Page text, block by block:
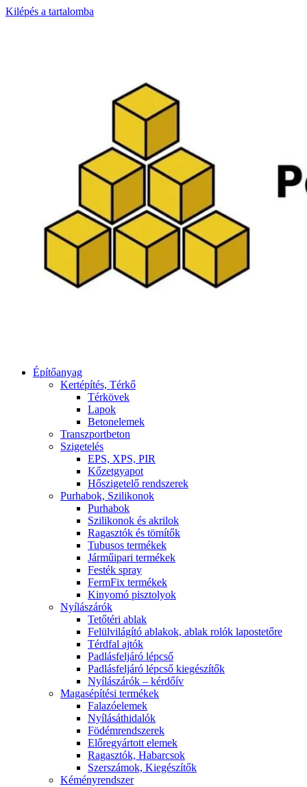
Kilépés a tartalomba
Építőanyag
Kertépítés, Térkő
Térkövek
Lapok
Betonelemek
Transzportbeton
Szigetelés
EPS, XPS, PIR
Kőzetgyapot
Hőszigetelő rendszerek
Purhabok, Szilikonok
Purhabok
Szilikonok és akrilok
Ragasztók és tömítők
Tubusos termékek
Járműipari termékek
Festék spray
FermFix termékek
Kinyomó pisztolyok
Nyílászárók
Tetőtéri ablak
Felülvilágító ablakok, ablak rolók lapostetőre
Térdfal ajtók
Padlásfeljáró lépcső
Padlásfeljáró lépcső kiegészítők
Nyílászárók – kérdőív
Magasépítési termékek
Falazóelemek
Nyílásáthidalók
Födémrendszerek
Előregyártott elemek
Ragasztók, Habarcsok
Szerszámok, Kiegészítők
Kéményrendszer